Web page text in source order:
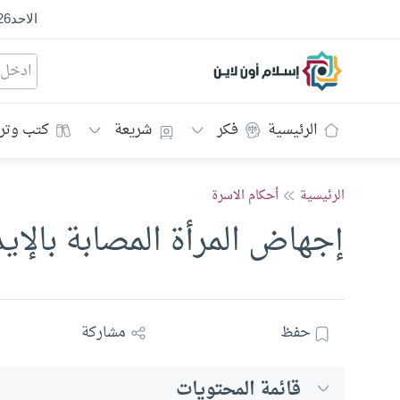
الاحد
إسلام أون لاين
الرئيسية فكر شريعة كتب
الرئيسية أحكام الاسرة
إجهاض المرأة المصابة
حفظ مشاركة
قائمة المحتويات